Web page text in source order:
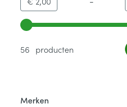
Gebruik de pijltjestoetsen
56 producten
Merken